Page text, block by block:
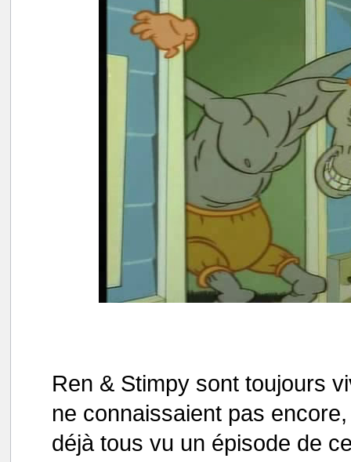
Ren & Stimpy sont toujours
ne connaissaient pas
déjà tous vu un épisode de